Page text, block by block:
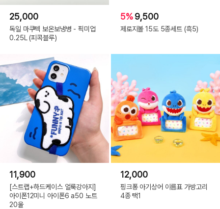
25,000
독일 마쿠텍 보온보냉병 - 픽미업
0.25L (피콕블루)
5%9,500
제로지볼 15도 5종세트 (흑5)
11,900
[스트랩+하드케이스 얼룩강아지]
아이폰12미니 아이폰6 a50 노트
20울
12,000
핑크퐁 아기상어 이름표 가방고리
4종 택1